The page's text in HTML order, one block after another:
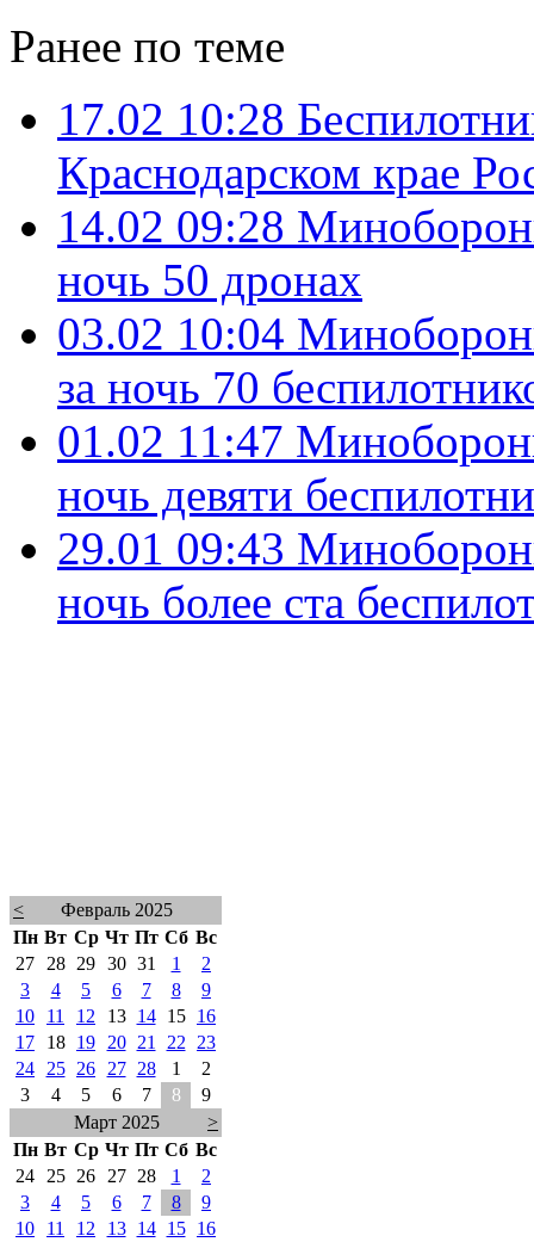
Ранее по теме
17.02 10:28
Краснодарском крае
14.02 09:28
ночь 50 дронах
03.02 10:04
за ночь 70
01.02 11:47
ночь девяти
29.01 09:43
ночь более ста
<
Февраль 2025
Пн Вт Ср Чт Пт Сб Вс
27
28 29 30 31 1
2
3
4 5 6 7 8
9
10
11 12 13 14 15
16
17
18 19 20 21 22
23
24
25 26 27 28 1
2
3
4 5 6 7 8
9
Март 2025
>
Пн Вт Ср Чт Пт Сб Вс
24
25 26 27 28 1
2
3
4 5 6 7 8
9
10
11 12 13 14 15 16